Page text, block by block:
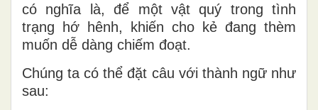
có nghĩa là, để một vật quý trong tình
trạng hớ hênh, khiến cho kẻ đang thèm
muốn dễ dàng chiếm đoạt.
Chúng ta có thể đặt câu với thành ngữ như
sau: